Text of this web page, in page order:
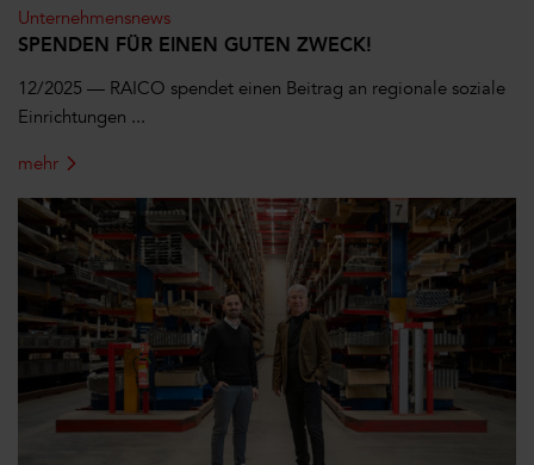
Unternehmensnews
SPENDEN FÜR EINEN GUTEN ZWECK!
12/2025 — RAICO spendet einen Beitrag an regionale soziale
Einrichtungen ...
mehr